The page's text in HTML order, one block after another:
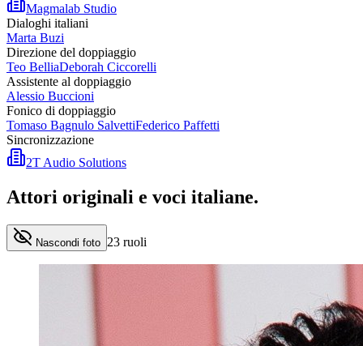
Magmalab Studio
Dialoghi italiani
Marta Buzi
Direzione del doppiaggio
Teo BelliaDeborah Ciccorelli
Assistente al doppiaggio
Alessio Buccioni
Fonico di doppiaggio
Tomaso Bagnulo SalvettiFederico Paffetti
Sincronizzazione
2T Audio Solutions
Attori originali e voci italiane.
Nascondi foto 23 ruoli